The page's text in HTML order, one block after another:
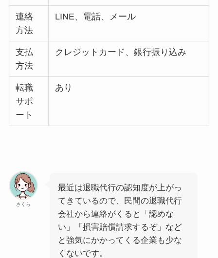
連絡
方法
LINE、電話、メール
支払
方法
クレジットカード、銀行振り込み
転職
サポ
ート
あり
さくら
最近は退職代行の認知度が上がっ
てきているので、民間の退職代行
会社から連絡がくると「認めな
い」「損害賠償請求するぞ」など
と強気にかかってくる企業も少な
くないです。